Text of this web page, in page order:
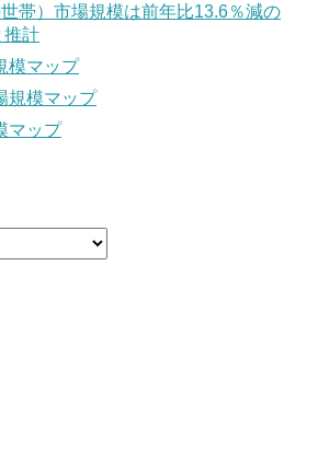
帯）市場規模は前年比13.6％減の
推計
模マップ
規模マップ
マップ